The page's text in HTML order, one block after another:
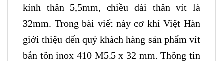
kính thân 5,5mm, chiều dài thân vít là
32mm. Trong bài viết này cơ khí Việt Hàn
giới thiệu đến quý khách hàng sản phẩm vít
bắn tôn inox 410 M5.5 x 32 mm. Thông tin